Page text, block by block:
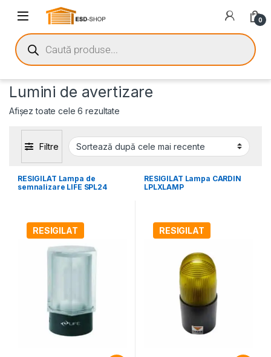
0
Lumini de avertizare
Afișez toate cele 6 rezultate
Filtre
RESIGILAT Lampa de
semnalizare LIFE SPL24
RESIGILAT
RESIGILAT Lampa CARDIN
LPLXLAMP
RESIGILAT